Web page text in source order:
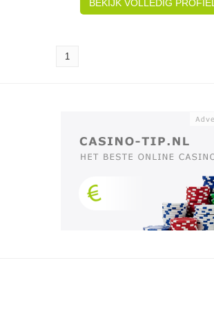
BEKIJK VOLLEDIG PROFIEL
1